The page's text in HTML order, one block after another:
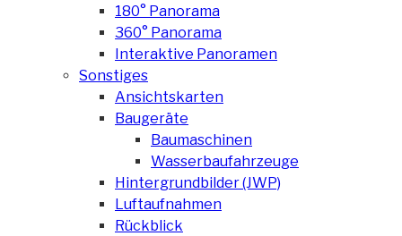
180° Panorama
360° Panorama
Interaktive Panoramen
Sonstiges
Ansichtskarten
Baugeräte
Baumaschinen
Wasserbaufahrzeuge
Hintergrundbilder (JWP)
Luftaufnahmen
Rückblick